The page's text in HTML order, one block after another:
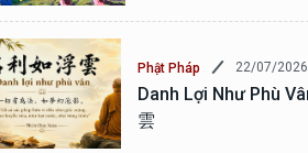
Phật Pháp 22/07/2026
Danh Lợi Như Phù
雲